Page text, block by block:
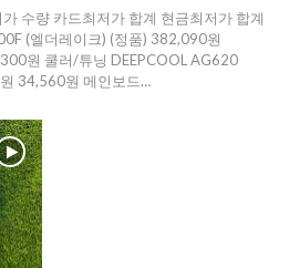
수량 카드최저가 합계 현금최저가 합계
(엘더레이크) (정품) 382,090원
원 쿨러/튜닝 DEEPCOOL AG620
34,560원 메인보드…